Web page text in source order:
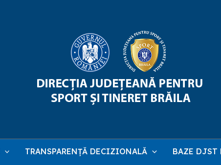
TRANSPARENȚĂ DECIZIONALĂ BAZE DJST